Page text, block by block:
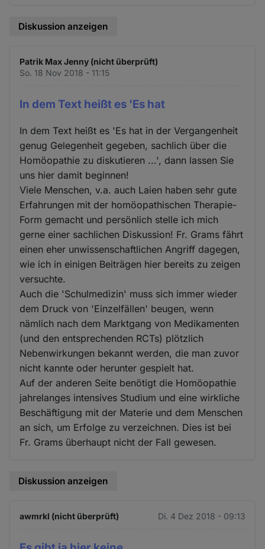
Diskussion anzeigen
Patrik Max Jenny (nicht überprüft)
So. 18 Nov 2018 - 11:15
In dem Text heißt es 'Es hat
In dem Text heißt es 'Es hat in der Vergangenheit
genug Gelegenheit gegeben, sachlich über die
Homöopathie zu diskutieren ...', dann lassen Sie
uns hier damit beginnen!
Viele Menschen, v.a. auch Laien haben sehr gute
Erfahrungen mit der homöopathischen Therapie-
Form gemacht und persönlich stelle ich mich
gerne einer sachlichen Diskussion! Fr. Grams fährt
einen eher unwissenschaftlichen Angriff dagegen,
wie ich in einigen Beiträgen hier bereits zu zeigen
versuchte.
Auch die 'Schulmedizin' muss sich immer wieder
dem Druck von 'Einzelfällen' beugen, wenn
nämlich nach dem Marktgang von Medikamenten
(und den entsprechenden RCTs) plötzlich
Nebenwirkungen bekannt werden, die man zuvor
nicht kannte oder herunter gespielt hat.
Auf der anderen Seite benötigt die Homöopathie
jahrelanges intensives Studium und eine wirkliche
Beschäftigung mit der Materie und dem Menschen
an sich, um Erfolge zu verzeichnen. Dies ist bei
Fr. Grams überhaupt nicht der Fall gewesen.
Diskussion anzeigen
awmrkl (nicht überprüft) Di. 4 Dez 2018 - 09:13